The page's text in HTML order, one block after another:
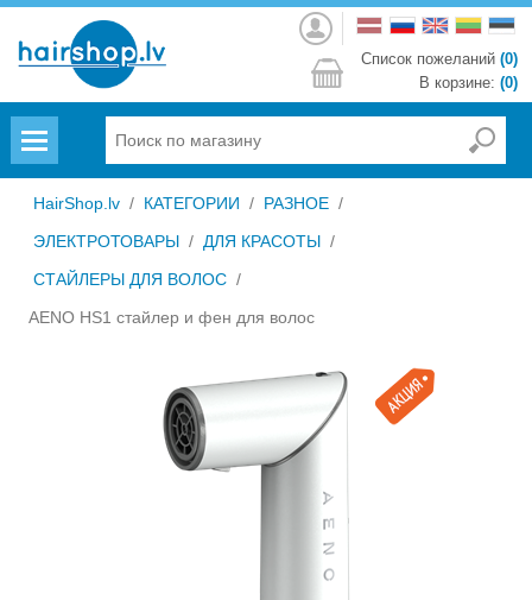
Войти
Список пожеланий (0)
В корзине: (0)
HairShop.lv / КАТЕГОРИИ / РАЗНОЕ /
ЭЛЕКТРОТОВАРЫ / ДЛЯ КРАСОТЫ /
СТАЙЛЕРЫ ДЛЯ ВОЛОС /
AENO HS1 стайлер и фен для волос